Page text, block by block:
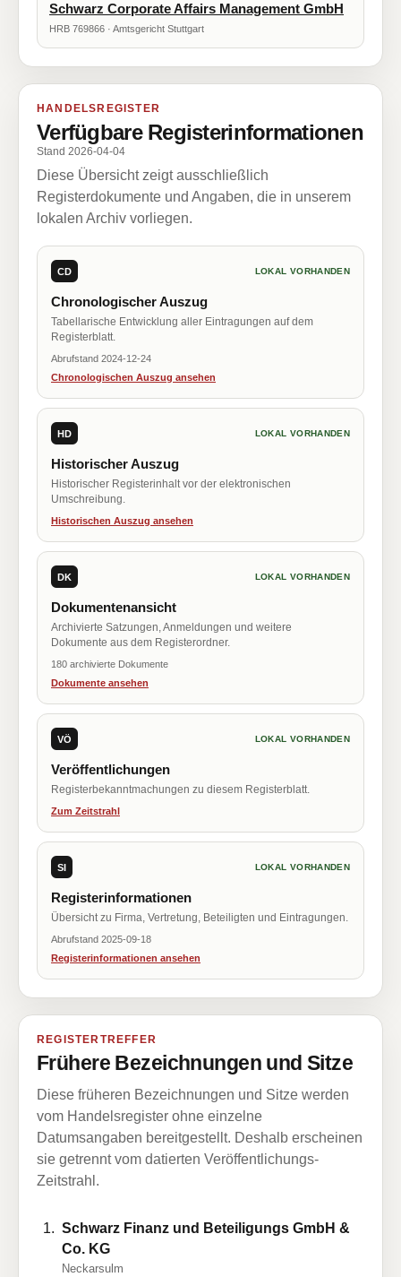
Schwarz Corporate Affairs Management GmbH
HRB 769866 · Amtsgericht Stuttgart
HANDELSREGISTER
Verfügbare Registerinformationen
Stand 2026-04-04
Diese Übersicht zeigt ausschließlich
Registerdokumente und Angaben, die in unserem
lokalen Archiv vorliegen.
CD LOKAL VORHANDEN
Chronologischer Auszug
Tabellarische Entwicklung aller Eintragungen auf dem
Registerblatt.
Abrufstand 2024-12-24
Chronologischen Auszug ansehen
HD LOKAL VORHANDEN
Historischer Auszug
Historischer Registerinhalt vor der elektronischen
Umschreibung.
Historischen Auszug ansehen
DK LOKAL VORHANDEN
Dokumentenansicht
Archivierte Satzungen, Anmeldungen und weitere
Dokumente aus dem Registerordner.
180 archivierte Dokumente
Dokumente ansehen
VÖ LOKAL VORHANDEN
Veröffentlichungen
Registerbekanntmachungen zu diesem Registerblatt.
Zum Zeitstrahl
SI LOKAL VORHANDEN
Registerinformationen
Übersicht zu Firma, Vertretung, Beteiligten und Eintragungen.
Abrufstand 2025-09-18
Registerinformationen ansehen
REGISTERTREFFER
Frühere Bezeichnungen und Sitze
Diese früheren Bezeichnungen und Sitze werden
vom Handelsregister ohne einzelne
Datumsangaben bereitgestellt. Deshalb erscheinen
sie getrennt vom datierten Veröffentlichungs-
Zeitstrahl.
Schwarz Finanz und Beteiligungs GmbH &
Co. KG
Neckarsulm